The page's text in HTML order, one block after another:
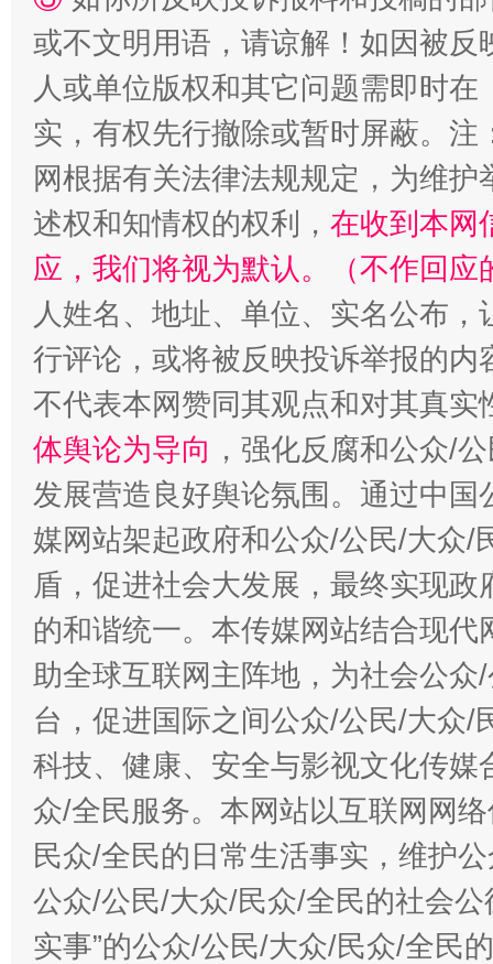
或不文明用语，请谅解！如因被
人或单位版权和其它问题需即时在
实，有权先行撤除或暂时屏蔽。
网根据有关法律法规规定，为维
述权和知情权的权利， 在收到本网
应，我们将视为默认。（不作回应
人姓名、地址、单位、实名公布
行评论，或将被反映投诉举报的
不代表本网赞同其观点和对其真实
体舆论为导向 ，强化反腐和公众/
发展营造良好舆论氛围。通过中
媒网站架起政府和公众/公民/大众/
盾，促进社会大发展，最终实现
的和谐统一。本传媒网站结合现
助全球互联网主阵地，为社会公
台，促进国际之间公众/公民/大众/
科技、健康、安全与影视文化传
众/全民服务。本网站以互联网网
民众/全民的日常生活事实，维护
公众/公民/大众/民众/全民的社会公
实事”的公众/公民/大众/民众/全民